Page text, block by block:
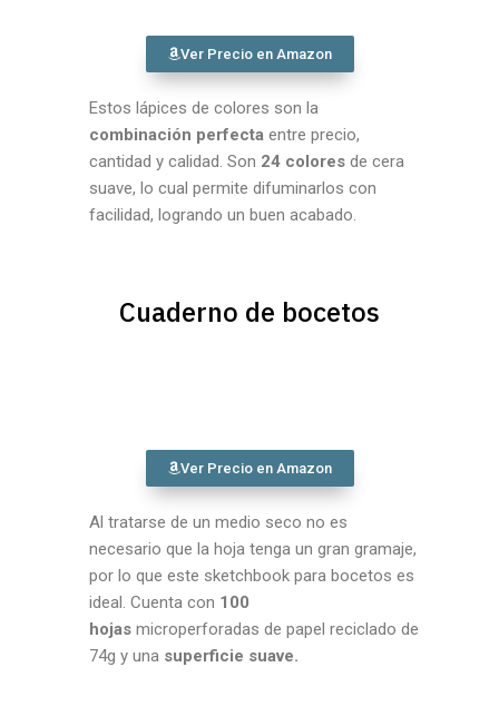
Ver Precio en Amazon
Estos lápices de colores son la
combinación perfecta entre precio,
cantidad y calidad. Son 24 colores de cera
suave, lo cual permite difuminarlos con
facilidad, logrando un buen acabado.
Cuaderno de bocetos
Ver Precio en Amazon
Al tratarse de un medio seco no es
necesario que la hoja tenga un gran gramaje,
por lo que este sketchbook para bocetos es
ideal. Cuenta con 100
hojas microperforadas de papel reciclado de
74g y una superficie suave.